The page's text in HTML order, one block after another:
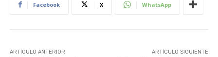
Facebook X WhatsApp
ARTÍCULO ANTERIOR ARTÍCULO SIGUIENTE